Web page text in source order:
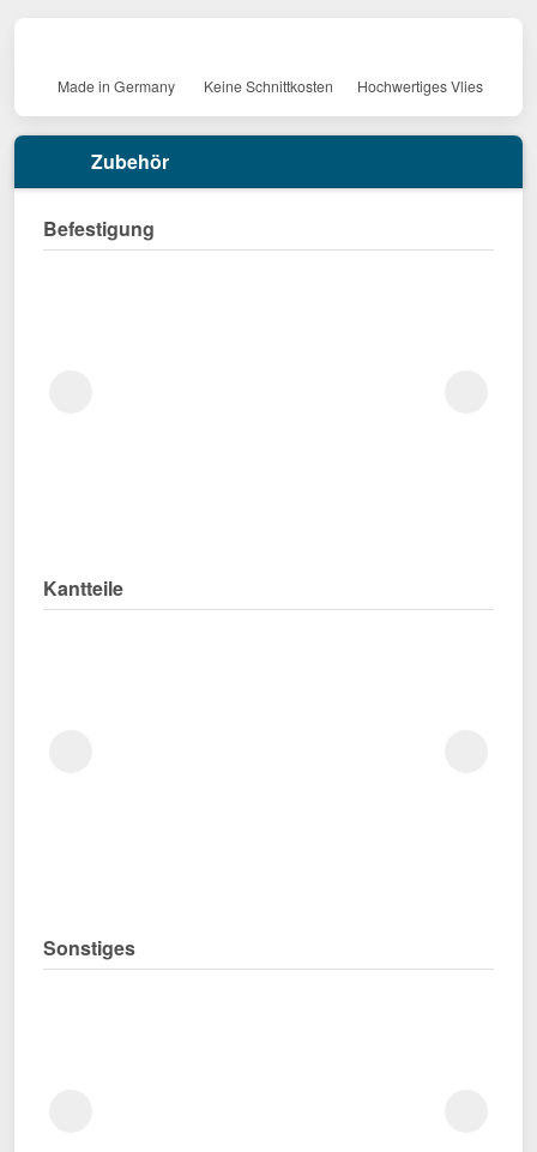
Made in Germany Keine Schnittkosten Hochwertiges Vlies
Zubehör
Befestigung
Kantteile
Sonstiges